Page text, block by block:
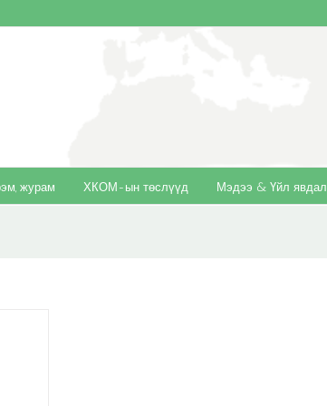
журам ХКОМ-ын төслүүд Мэдээ & Үйл явдал